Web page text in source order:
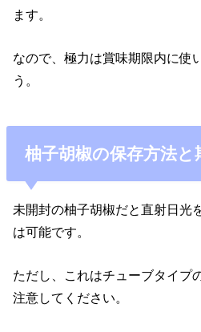
ます。
なので、極力は賞味期限内に使
う。
柚子胡椒の保存方法と
未開封の柚子胡椒だと直射日光
は可能です。
ただし、これはチューブタイプ
注意してください。